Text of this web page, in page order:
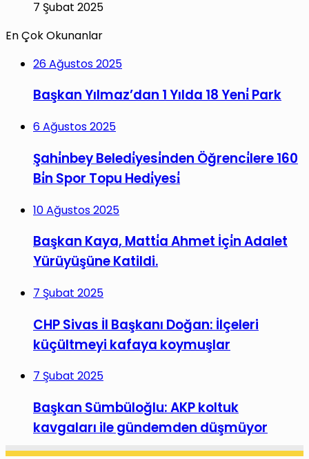
7 Şubat 2025
En Çok Okunanlar
26 Ağustos 2025
Başkan Yılmaz’dan 1 Yılda 18 Yeni̇ Park
6 Ağustos 2025
Şahi̇nbey Beledi̇yesi̇nden Öğrenci̇lere 160
Bi̇n Spor Topu Hedi̇yesi̇
10 Ağustos 2025
Başkan Kaya, Matti̇a Ahmet İçi̇n Adalet
Yürüyüşüne Katildi.
7 Şubat 2025
CHP Sivas İl Başkanı Doğan: İlçeleri
küçültmeyi kafaya koymuşlar
7 Şubat 2025
Başkan Sümbüloğlu: AKP koltuk
kavgaları ile gündemden düşmüyor